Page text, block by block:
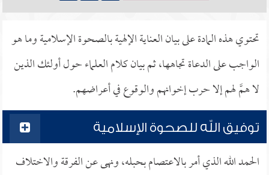
تحتوي هذه المادة على بيان العناية الإلهية بالصحوة الإسلامية وما هو
الواجب على الدعاة تجاهها، ثم بيان كلام العلماء حول أولئك الذين
لا همَّ لهم إلا حرب إخوانهم والوقوع في أعراضهم.
توفيق الله للصحوة الإسلامية
الحمد الله الذي أمر بالاعتصام بحبله، ونهى عن الفرقة والاختلاف